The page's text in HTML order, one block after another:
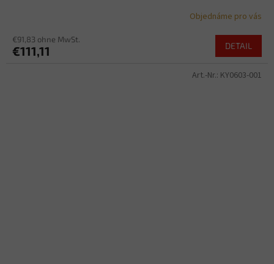
Objednáme pro vás
€91,83 ohne MwSt.
€111,11 DETAIL
Art.-Nr.: KY0603-001